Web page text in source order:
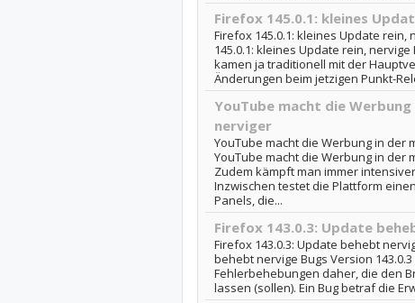
Firefox 145.0.1: kleines
Firefox 145.0.1: kleines Update rein,
145.0.1: kleines Update rein,
kamen ja traditionell mit der
Änderungen beim jetzigen Punkt-
YouTube macht die
nerviger
YouTube macht die Werbung in der
YouTube macht die Werbung in der
Zudem kämpft man immer
Inzwischen testet die Plattform
Panels, die...
Firefox 143.0.3: Update
Firefox 143.0.3: Update behebt
behebt nervige Bugs Version
Fehlerbehebungen daher, die den
lassen (sollen). Ein Bug betraf die